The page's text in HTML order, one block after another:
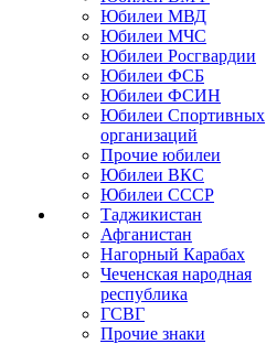
Юбилеи МВД
Юбилеи МЧС
Юбилеи Росгвардии
Юбилеи ФСБ
Юбилеи ФСИН
Юбилеи Спортивных
организаций
Прочие юбилеи
Юбилеи ВКС
Юбилеи СССР
Таджикистан
Афганистан
Нагорный Карабах
Чеченская народная
республика
ГСВГ
Прочие знаки